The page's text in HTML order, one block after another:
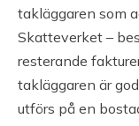
takläggaren som
Skatteverket –
resterande
takläggaren är
utförs på en